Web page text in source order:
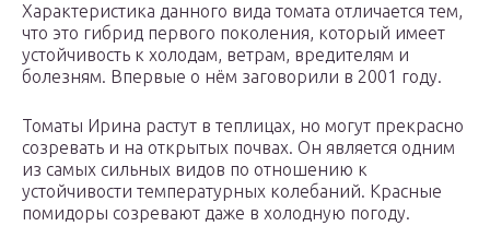
Характеристика данного вида томата отличается тем,
что это гибрид первого поколения, который имеет
устойчивость к холодам, ветрам, вредителям и
болезням. Впервые о нём заговорили в 2001 году.
Томаты Ирина растут в теплицах, но могут прекрасно
созревать и на открытых почвах. Он является одним
из самых сильных видов по отношению к
устойчивости температурных колебаний. Красные
помидоры созревают даже в холодную погоду.